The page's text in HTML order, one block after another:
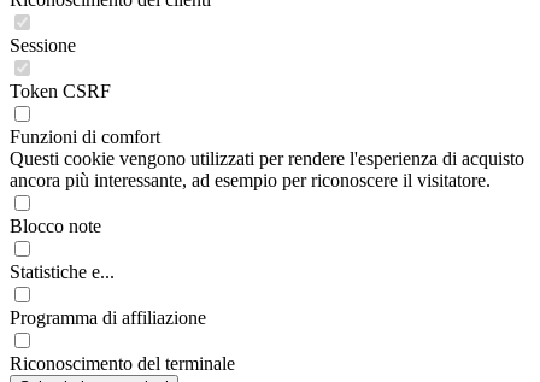
Sessione
Token CSRF
Funzioni di comfort
Questi cookie vengono utilizzati per rendere l'esperienza di acquisto
ancora più interessante, ad esempio per riconoscere il visitatore.
Blocco note
Statistiche e...
Programma di affiliazione
Riconoscimento del terminale